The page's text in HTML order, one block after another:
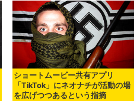
ショートムービー共有アプリ
「TikTok」にネオナチが活動の場
を広げつつあるという指摘